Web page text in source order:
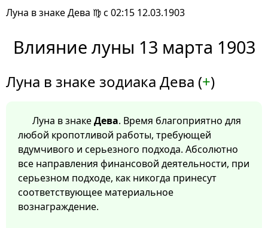
Луна в знаке Дева ♍ с 02:15 12.03.1903
Влияние луны 13 марта 1903
Луна в знаке зодиака Дева (+)
Луна в знакеДева. Время благоприятно для
любой кропотливой работы, требующей
вдумчивого и серьезного подхода. Абсолютно
все направления финансовой деятельности, при
серьезном подходе, как никогда принесут
соответствующее материальное
вознаграждение.